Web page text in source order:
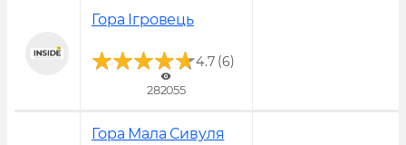
Гора Ігровець
4.7(6)
282055
Гора Мала Сивуля